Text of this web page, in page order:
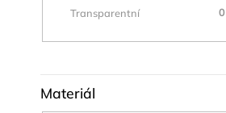
Transparentní 0
Materiál